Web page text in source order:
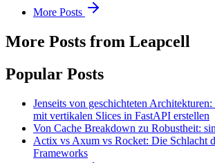
More Posts
More Posts from Leapcell
Popular Posts
Jenseits von geschichteten
mit vertikalen Slices in FastAPI erstellen
Von Cache Breakdown zu Robustheit:
Actix vs Axum vs Rocket: Die Schlacht
Frameworks